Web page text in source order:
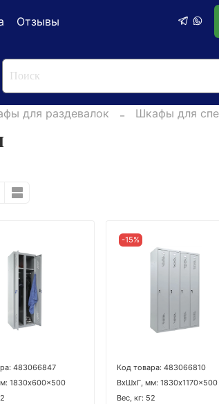
Отзывы
для раздевалок Шкафы для
483066847
1830x600x500
-15%
Код товара: 483066810
ВхШхГ, мм: 1830x1170x500
Вес, кг: 52